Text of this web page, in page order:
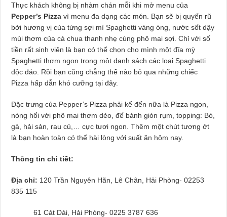
Thực khách không bị nhàm chán mỗi khi mở menu của
Pepper’s Pizzavì menu đa dạng các món. Bạn sẽ bị quyến rũ
bởi hương vị của từng sợi mì Spaghetti vàng óng, nước sốt dậy
mùi thơm của cà chua thanh nhẹ cùng phô mai sợi. Chỉ với số
tiền rất sinh viên là bạn có thể chọn cho mình một đĩa mỳ
Spaghetti thơm ngon trong một danh sách các loại Spaghetti
độc đáo. Rồi bạn cũng chẳng thể nào bỏ qua những chiếc
Pizza hấp dẫn khó cưỡng tại đây.
Đặc trưng của Pepper’s Pizza phải kể đến nữa là Pizza ngon,
nóng hổi với phô mai thơm dẻo, đế bánh giòn rụm, topping: Bò,
gà, hải sản, rau củ,… cực tươi ngon. Thêm một chút tương ớt
là bạn hoàn toàn có thể hài lòng với suất ăn hôm nay.
Thông tin chi tiết:
Địa chỉ: 120 Trần Nguyên Hãn, Lê Chân, Hải Phòng- 02253
835 115
61 Cát Dài, Hải Phòng- 0225 3787 636